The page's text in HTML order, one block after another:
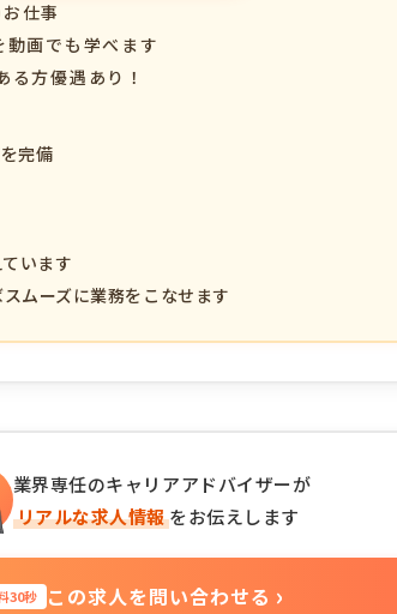
仕事
画でも学べます
る方優遇あり！
完備
います
ムーズに業務をこなせます
業界専任のキャリアアドバイザーが
リアルな求人情報をお伝えします
30秒 この求人を問い合わせる ›